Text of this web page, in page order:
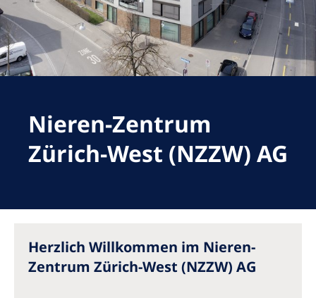
Romania
Russia
Serbia
Slovenia
Spain
Asia Pacific
Nieren-Zentrum
Zürich-West (NZZW) AG
Herzlich Willkommen im Nieren-
Zentrum Zürich-West (NZZW) AG